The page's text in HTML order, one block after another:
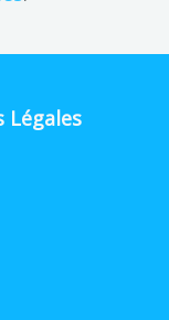
Légales